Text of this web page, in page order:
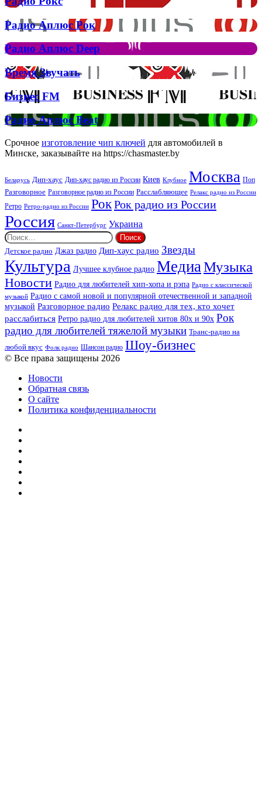
кліп
трек
Джона
та
Брітні
Спірс
Рокс
Радио
Аплюс
Рок
Радио Аплюс Рок
Радио
Аплюс
Deep
Радио Аплюс Deep
Время
Звучать
Время Звучать
Бизнес
Бизнес FM
Радио
Аплюс
Beat
Радио Аплюс Beat
Срочное изготовление чип ключей для автомобилей в
Минске, заказывайте на https://chasmaster.by
Беларусь Дип-хаус Дип-хаус радио из России Киев Клубное Москва Поп
Разговорное Разговорное радио из России Расслабляющее Релакс радио из России
Ретро Ретро-радио из России РокРок радио из России
Россия Санкт-Петербург Украина
Найти:
Детское радио Джаз радио Дип-хаус радио Звезды
Культура Лучшее клубное радио МедиаМузыка
Новости Радио для любителей хип-хопа и рэпа Радио с классической
музыкой Радио с самой новой и популярной отечественной и западной
музыкой Разговорное радио Релакс радио для тех, кто хочет
расслабиться Ретро радио для любителей хитов 80х и 90х Рок
радио для любителей тяжелой музыки Транс-радио на
любой вкус Фолк радио Шансон радио Шоу-бизнес
© Все права защищены 2026
Новости
Обратная связь
О сайте
Политика конфиденциальности